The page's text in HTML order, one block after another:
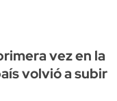
vez en la
volvió a subir